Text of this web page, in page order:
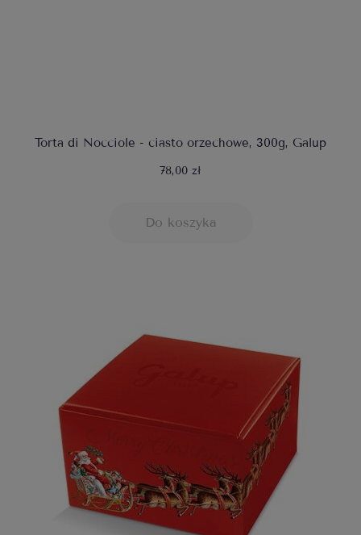
Torta di Nocciole - ciasto orzechowe, 300g, Galup
78,00 zł
Do koszyka